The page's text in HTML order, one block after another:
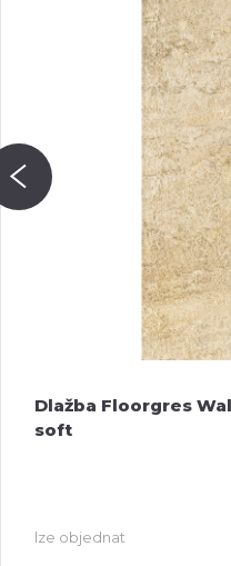
Dlažba Floorgres
soft
lze objednat